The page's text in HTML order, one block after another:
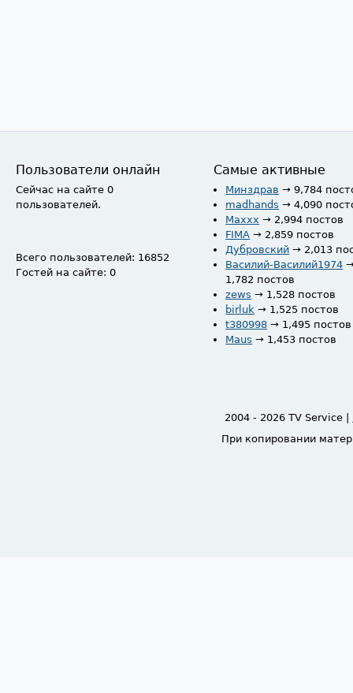
Пользователи онлайн
Сейчас на сайте 0
пользователей.
Всего пользователей: 16852
Гостей на сайте: 0
Самые активные
Минздрав → 9,784
madhands → 4,090
Maxxx → 2,994 постов
FIMA → 2,859 постов
Дубровский → 2,013
Василий-Василий1974
1,782 постов
zews → 1,528 постов
birluk → 1,525 постов
t380998 → 1,495 постов
Maus → 1,453 постов
2004 - 2026 TV Service |
При копировании